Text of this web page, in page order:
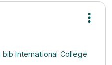
bib International College